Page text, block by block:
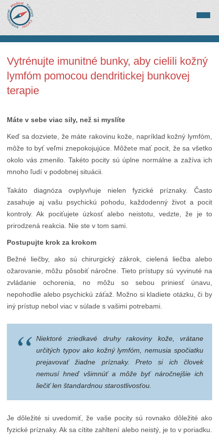
Vytrénujte imunitné bunky, aby cielili kožný
lymfóm pomocou dendritickej bunkovej
terapie
Máte v sebe viac sily, než si myslíte
Keď sa dozviete, že máte rakovinu kože, napríklad kožný lymfóm,
môže to byť veľmi znepokojujúce. Môžete mať pocit, že sa všetko
okolo vás zmenilo. Takéto pocity sú úplne normálne a zažíva ich
mnoho ľudí v podobnej situácii.
Takáto diagnóza ovplyvňuje nielen fyzické príznaky. Často
zasahuje aj vašu psychickú pohodu, každodenný život a pocit
kontroly. Ak pociťujete úzkosť alebo neistotu, vedzte, že je to
prirodzená reakcia. Nie ste v tom sami.
Postupujte krok za krokom
Bežné liečby, ako sú chirurgický zákrok, cielená liečba alebo
ožarovanie, môžu pôsobiť náročne. Tieto prístupy sú vyvinuté na
zvládanie ochorenia, no môžu so sebou priniesť únavu,
nepohodlie alebo psychickú záťaž. Možno si kladiete otázku, či by
iný prístup nebol viac v súlade s vašimi potrebami.
Niektoré zriedkavé druhy rakoviny kože, vrátane
určitých typov ako kožný lymfóm, nemusia spočiatku
prejavovať žiadne príznaky. Preto si ich človek
nemusí hneď všimnúť a môže byť náročnejšie ich
liečiť len štandardnou starostlivosťou.
Je dôležité si uvedomiť, že vaše pocity sú rovnako dôležité ako
fyzické príznaky. Ak sa cítite zahltení alebo neistý, je to v poriadku.